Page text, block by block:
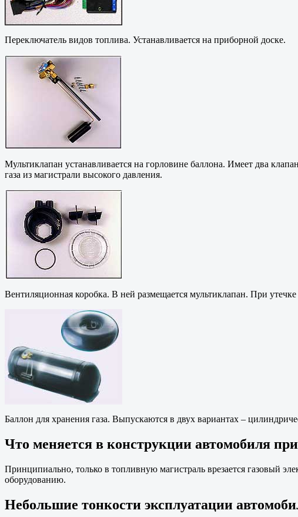
Переключатель видов топлива. Устанавливается на приборной доске.
Мультиклапан устанавливается на горловине баллона. Имеет два
газа из магистрали высокого давления.
Вентиляционная коробка. В ней размещается мультиклапан. При утечке
Баллон для хранения газа. Выпускаются в двух вариантах –
Что меняется в конструкции автомобиля
Принципиально, только в топливную магистраль врезается газовый
оборудованию.
Небольшие тонкости эксплуатации